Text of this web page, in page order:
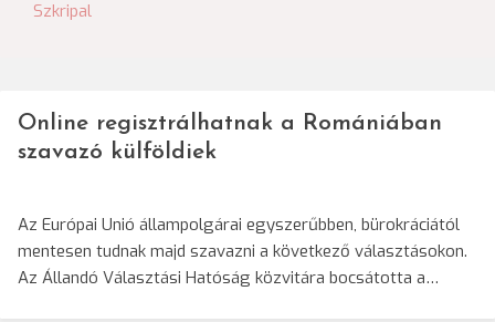
navigáció
Szkripal
Online regisztrálhatnak a Romániában
szavazó külföldiek
Az Európai Unió állampolgárai egyszerűbben, bürokráciától
mentesen tudnak majd szavazni a következő választásokon.
Az Állandó Választási Hatóság közvitára bocsátotta a…